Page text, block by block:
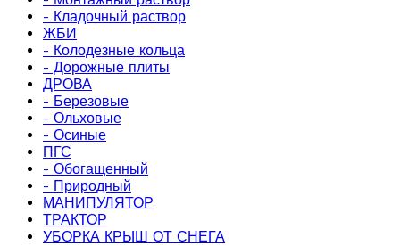
- Кладочный раствор
ЖБИ
- Колодезные кольца
- Дорожные плиты
ДРОВА
- Березовые
- Ольховые
- Осиные
ПГС
- Обогащенный
- Природный
МАНИПУЛЯТОР
ТРАКТОР
УБОРКА КРЫШ ОТ СНЕГА